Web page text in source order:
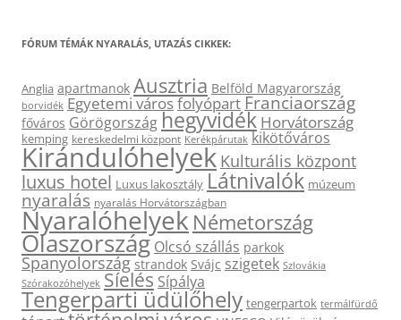
FÓRUM TÉMÁK NYARALÁS, UTAZÁS CIKKEK:
Anglia apartmanok Ausztria Belföld Magyarország
borvidék Egyetemi városfolyópartFranciaország
főváros Görögországhegyvidék Horvátország
kemping kereskedelmi központ Kerékpárutak kikötőváros
Kirándulóhelyek Kulturális központ
luxus hotel Luxus lakosztály Látnivalók múzeum
nyaralás nyaralás Horvátországban
Nyaralóhelyek Németország
Olaszország Olcsó szállás parkok
Spanyolország strandok Svájc szigetek Szlovákia
Szórakozóhelyek Síelés Sípálya
Tengerparti üdülőhely tengerpartok termálfürdő